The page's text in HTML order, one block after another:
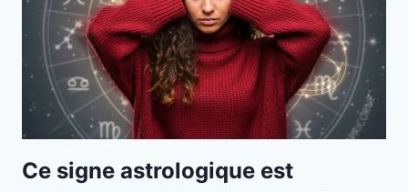
Ce signe astrologique est